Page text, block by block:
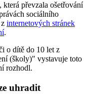
převzala ošetřování
sociálního
internetových stránek
.
o dítě do 10 let z
(školy)" vystavuje toto
rozhodl.
uhradit